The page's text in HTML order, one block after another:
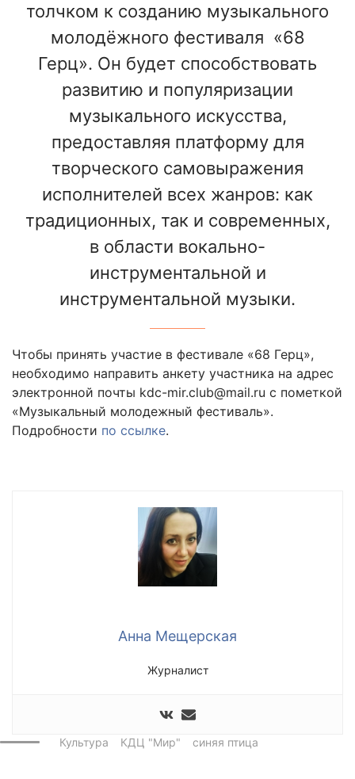
толчком к созданию музыкального
молодёжного фестиваля «68
Герц». Он будет способствовать
развитию и популяризации
музыкального искусства,
предоставляя платформу для
творческого самовыражения
исполнителей всех жанров: как
традиционных, так и современных,
в области вокально-
инструментальной и
инструментальной музыки.
Чтобы принять участие в фестивале «68 Герц»,
необходимо направить анкету участника на адрес
электронной почты kdc-mir.club@mail.ru с пометкой
«Музыкальный молодежный фестиваль».
Подробности по ссылке.
Анна Мещерская
Журналист
Культура КДЦ "Мир" синяя птица